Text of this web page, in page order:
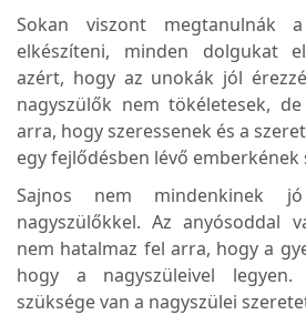
Sokan viszont megtanulnák
elkészíteni, minden dolgukat
azért, hogy az unokák jól
nagyszülők nem tökéletesek,
arra, hogy szeressenek és a
egy fejlődésben lévő emberkének
Sajnos nem mindenkinek
nagyszülőkkel. Az anyósoddal
nem hatalmaz fel arra, hogy a
hogy a nagyszüleivel legyen.
szüksége van a nagyszülei